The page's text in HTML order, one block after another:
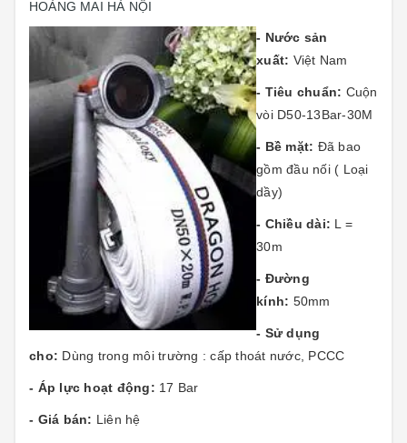
HOÀNG MAI HÀ NỘI
- Nước sản
xuất: Việt Nam
- Tiêu chuẩn: Cuộn
vòi D50-13Bar-30M
- Bề mặt: Đã bao
gồm đầu nối ( Loại
dầy)
- Chiều dài: L =
30m
- Đường
kính: 50mm
- Sử dụng
cho: Dùng trong môi trường : cấp thoát nước, PCCC
- Áp lực hoạt động: 17 Bar
- Giá bán: Liên hệ